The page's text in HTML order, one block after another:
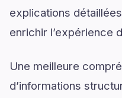
explications
enrichir l’expérience
Une meilleure
d’informations